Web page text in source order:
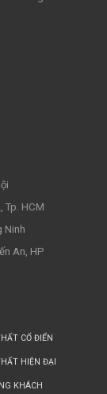
Tp. HCM
Ninh
An, HP
CỔ ĐIỂN
HIỆN ĐẠI
KHÁCH